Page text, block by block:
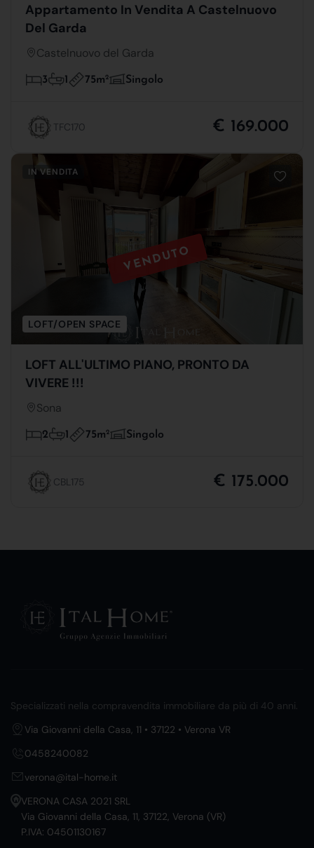
Appartamento In Vendita A Castelnuovo
Del Garda
Castelnuovo del Garda
3 1 75m2 Singolo
TFC170 € 169.000
VENDUTO
IN VENDITA
LOFT/OPEN SPACE
LOFT ALL'ULTIMO PIANO, PRONTO DA
VIVERE !!!
Sona
2 1 75m2 Singolo
CBL175 € 175.000
Specializzati nella compravendita immobiliare da più di 40 anni.
Via Giovanni della Casa, 11 • 37122 • Verona VR
0458240082
verona@ital-home.it
VERONA CASA 2021 SRL
Via Giovanni della Casa, 11, 37122, Verona (VR)
P.IVA: 04501130167